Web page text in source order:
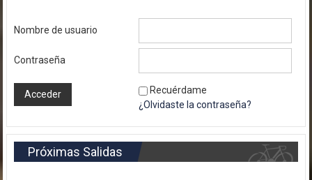
Nombre de usuario
Contraseña
Recuérdame
¿Olvidaste la contraseña?
Próximas Salidas